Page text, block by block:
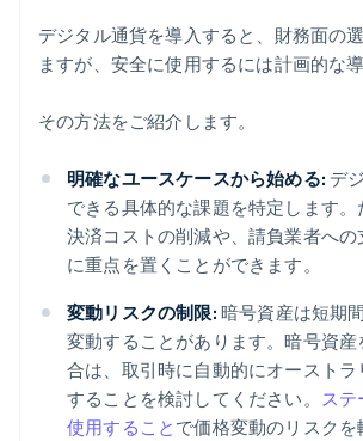
デジタル通貨を導入すると、財務面の
ますが、安全に使用するには計画的な
その方法をご紹介します。
明確なユースケースから始める: デ
できる具体的な課題を特定します
決済コストの削減や、請負業者へ
に重点を置くことができます。
変動リスクの制限: 暗号資産は短期
変動することがあります。暗号資
合は、取引時に自動的にオースト
することを検討してください。 ステ
使用すること で価格変動のリスクを